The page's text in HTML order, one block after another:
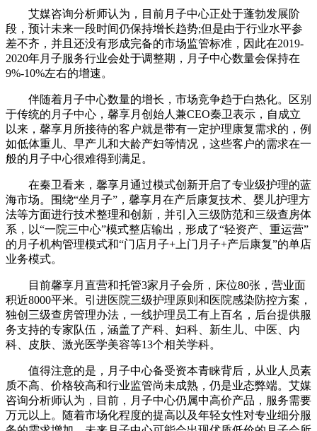
艾媒咨询分析师认为，目前月子中心正处于蓬勃发展阶
段，预计未来一段时间仍保持增长趋势;但是由于行业水平参
差不齐，并且还没有形成完备的市场监管标准，因此在2019-
2020年月子服务行业会处于调整期，月子中心数量会保持在
9%-10%左右的增速。
伴随着月子中心数量的增长，市场竞争趋于白热化。区别
于传统的月子中心，馨享月创始人兼CEO秦卫表示，自成立
以来，馨享月所接待的客户就是带有一定护理康复需求的，例
如低体重儿、早产儿和大龄产妇等情况，这些客户的需求在一
般的月子中心很难得到满足。
在秦卫看来，馨享月通过模式创新开启了专业级护理的蓝
海市场。围绕“坐月子”，馨享月在产后康复技术、婴儿护理方
法等方面进行技术整理和创新，并引入三级防范和三级查房体
系，以“一院三中心”模式整店输出，形成了“轻资产、重运营”
的月子机构管理模式和“门店月子+上门月子+产后康复”的单店
业务模式。
目前馨享月直营和托管3家月子会所，床位80张，营业面
积近8000平米。引进医院三级护理原则和医院感染防控方案，
独创三级查房管理办法，一线护理员工有上百名，后台提供服
务支持的专家队伍，涵盖了产科、妇科、新生儿、中医、内
科、皮肤、激光医学美容等13个相关学科。
值得注意的是，月子中心备受资本青睐背后，从业人员素
质不高、价格较高和行业监管尚未成熟，仍是业态弊端。艾媒
咨询分析师认为，目前，月子中心仍属中高价产品，服务需要
万元以上。随着市场化程度的提高以及年轻女性对专业细分服